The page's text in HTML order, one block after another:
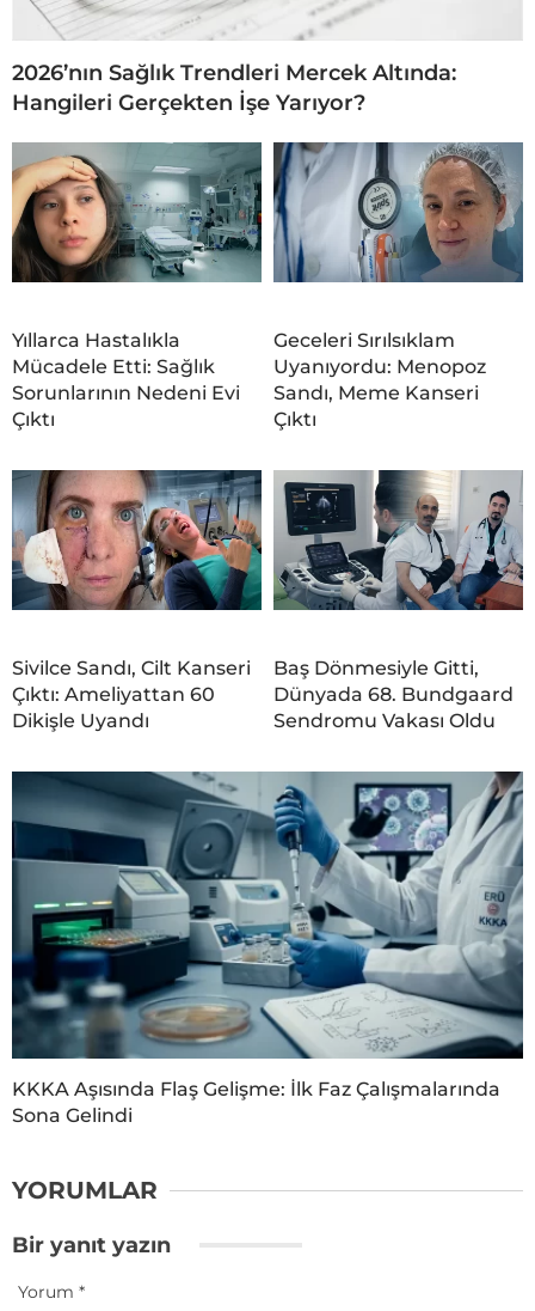
2026’nın Sağlık Trendleri Mercek Altında:
Hangileri Gerçekten İşe Yarıyor?
Yıllarca Hastalıkla
Mücadele Etti: Sağlık
Sorunlarının Nedeni Evi
Çıktı
Geceleri Sırılsıklam
Uyanıyordu: Menopoz
Sandı, Meme Kanseri
Çıktı
Sivilce Sandı, Cilt Kanseri
Çıktı: Ameliyattan 60
Dikişle Uyandı
Baş Dönmesiyle Gitti,
Dünyada 68. Bundgaard
Sendromu Vakası Oldu
KKKA Aşısında Flaş Gelişme: İlk Faz Çalışmalarında
Sona Gelindi
YORUMLAR
Bir yanıt yazın
Yorum *